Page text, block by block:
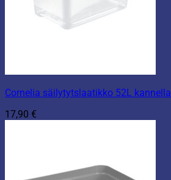
Cornelia säilytytslaatikko 52L kannella
17,90 €